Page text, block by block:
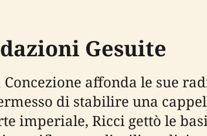
Gesuite
affonda le sue
di stabilire una
imperiale, Ricci gettò le